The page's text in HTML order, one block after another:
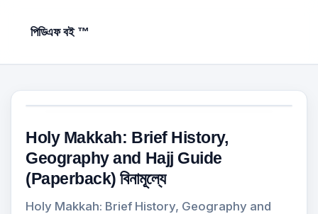
পিডিএফ বই ™
Holy Makkah: Brief History,
Geography and Hajj Guide
(Paperback) বিনামূল্যে
Holy Makkah: Brief History, Geography and